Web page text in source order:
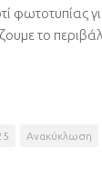
φωτοτυπίας
το
Ανακύκλωση